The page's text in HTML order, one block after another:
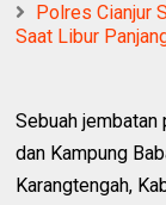
Polres Cianjur
Saat Libur
Sebuah jembatan
dan Kampung
Karangtengah,